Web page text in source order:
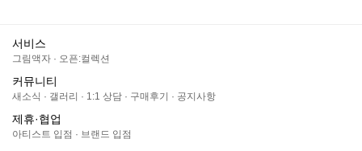
서비스
그림액자 · 오픈:컬렉션
커뮤니티
새소식 · 갤러리 · 1:1 상담 · 구매후기 · 공지사항
제휴·협업
아티스트 입점 · 브랜드 입점